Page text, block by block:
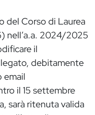
del Corso di Laurea
nell’a.a. 2024/2025
il
debitamente
email
il 15 settembre
sarà ritenuta valida